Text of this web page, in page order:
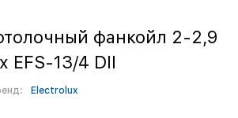
фанкойл 2-2,9
EFS-13/4 DII
Electrolux